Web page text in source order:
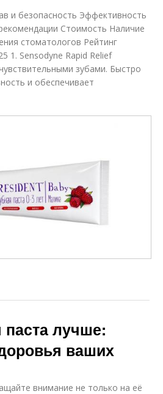
и безопасность Эффективность
Стоимость Наличие
стоматологов Рейтинг
1. Sensodyne Rapid Relief
зубами. Быстро
и обеспечивает
паста лучше:
ваших
внимание не только на её